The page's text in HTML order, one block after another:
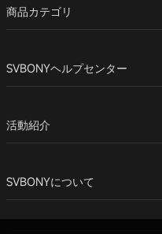
商品カテゴリ
SVBONYヘルプセンター
活動紹介
SVBONYについて